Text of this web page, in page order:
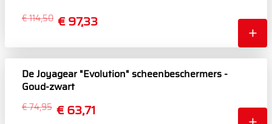
€ 97,33
€ 114,50
De Joyagear "Evolution" scheenbeschermers -
Goud-zwart
€ 63,71
€ 74,95